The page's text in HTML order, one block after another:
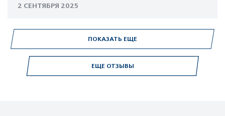
ЕЩЕ ОТЗЫВЫ
2 СЕНТЯБРЯ 2025
ПОКАЗАТЬ ЕЩЕ